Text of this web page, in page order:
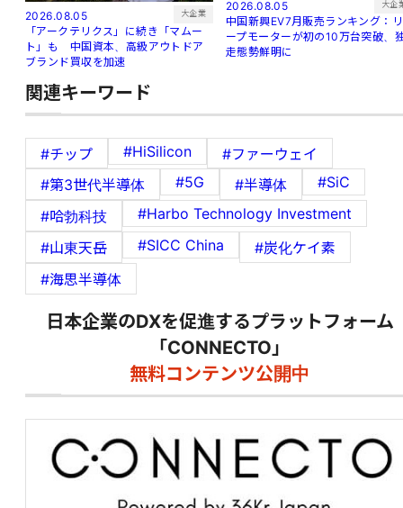
2026.08.05 大企業
「アークテリクス」に続き「マムー
ト」も 中国資本、高級アウトドア
ブランド買収を加速
2026.08.05 大企
中国新興EV7月販売ランキング：リ
ープモーターが初の10万台突破、
走態勢鮮明に
関連キーワード
#チップ #HiSilicon
#ファーウェイ
#第3世代半導体
#5G #半導体
#SiC
#哈勃科技
#Harbo Technology Investment
#山東天岳
#SICC China
#炭化ケイ素
#海思半導体
日本企業のDXを促進するプラットフォーム
「CONNECTO」
無料コンテンツ公開中